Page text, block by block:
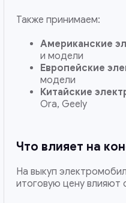
Также принимаем:
Американские
и модели
Европейские
модели
Китайские
Ora, Geely
Что влияет на
На выкуп
итоговую цену